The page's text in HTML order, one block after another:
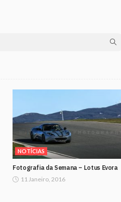
NOTÍCIAS
Fotografia da Semana – Lotus Evora
11 Janeiro, 2016